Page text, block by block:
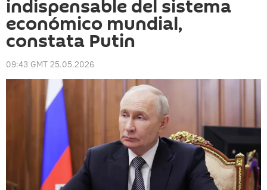
indispensable del sistema
económico mundial,
constata Putin
09:43 GMT 25.05.2026